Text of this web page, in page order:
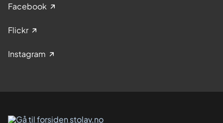
Facebook
Flickr
Instagram